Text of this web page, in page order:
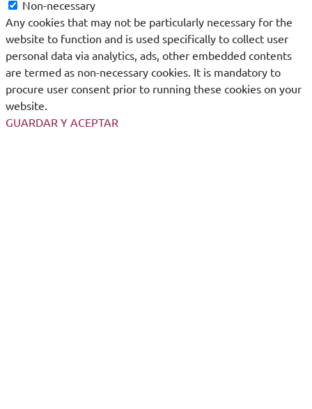
Non-necessary
Any cookies that may not be particularly necessary for the
website to function and is used specifically to collect user
personal data via analytics, ads, other embedded contents
are termed as non-necessary cookies. It is mandatory to
procure user consent prior to running these cookies on your
website.
GUARDAR Y ACEPTAR